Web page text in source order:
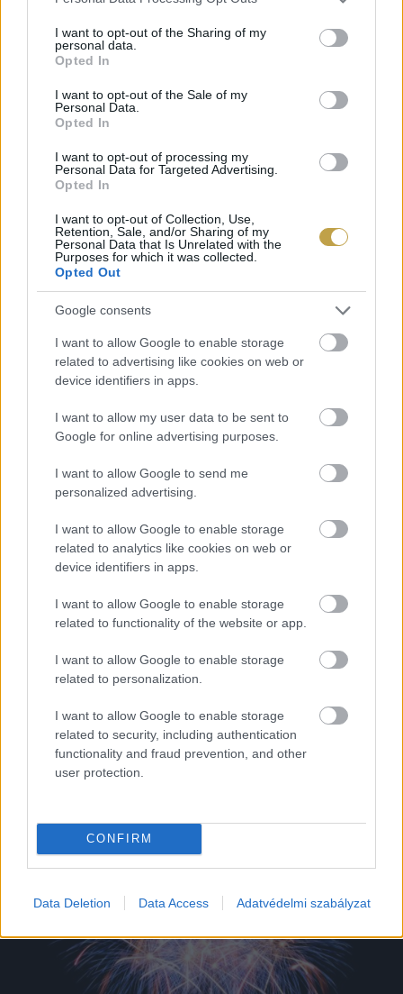
not limited to your visit or usage behaviour. You may click to
grant or deny consent to Google and its third-party tags to
use your data for below specified purposes in below Google
consent section.
I want to opt-out of the Sharing of my
personal data.
Opted In
I want to opt-out of the Sale of my
Personal Data.
Opted In
I want to opt-out of processing my
Personal Data for Targeted Advertising.
Opted In
I want to opt-out of Collection, Use,
Retention, Sale, and/or Sharing of my
Personal Data that Is Unrelated with the
Purposes for which it was collected.
Opted Out
Google consents
I want to allow Google to enable storage
related to advertising like cookies on web or
device identifiers in apps.
I want to allow my user data to be sent to
Google for online advertising purposes.
I want to allow Google to send me
personalized advertising.
I want to allow Google to enable storage
related to analytics like cookies on web or
device identifiers in apps.
I want to allow Google to enable storage
related to functionality of the website or app.
I want to allow Google to enable storage
related to personalization.
I want to allow Google to enable storage
related to security, including authentication
functionality and fraud prevention, and other
user protection.
CONFIRM
Data Deletion Data Access Adatvédelmi szabályzat
Címlapfotó: Viki Mohamad / Unsplash
EZEK IS ÉRDEKELHETNEK
Falatok